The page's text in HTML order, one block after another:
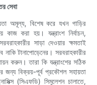
সেবা
অমূল্য, বিশেষ করে যখন গাড়ির
কাজ করা হয়। যন্ত্রাংশ নির্বাচন,
সাড়া দেওয়ার ক্ষমতাই
নাকি টানাপোড়েনের। সরবরাহকারীর
করুন। তারা কি যন্ত্রাংশের সঠিক
জন্য বিক্রয়-পূর্ব প্রকৌশল সহায়তা
(সিএফডি) সিমুলেশন চালাতে,